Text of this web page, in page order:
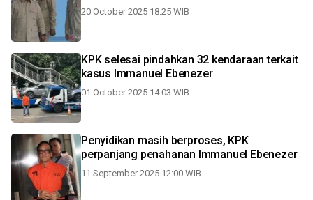
20 October 2025 18:25 WIB
KPK selesai pindahkan 32 kendaraan terkait
kasus Immanuel Ebenezer
01 October 2025 14:03 WIB
Penyidikan masih berproses, KPK
perpanjang penahanan Immanuel Ebenezer
11 September 2025 12:00 WIB